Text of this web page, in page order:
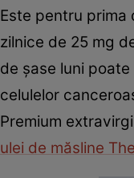
Este pentru
zilnice de 25 mg
de şase luni
celulelor
Premium
ulei de măsline